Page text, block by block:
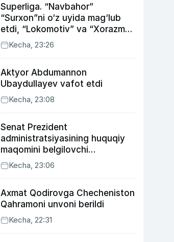
Superliga. “Navbahor”
“Surxon”ni o‘z uyida mag‘lub
etdi, “Lokomotiv” va “Xorazm”
uyda g‘alaba qozondi
Kecha, 23:26
Aktyor Abdu­mannon
Ubaydullayev vafot etdi
Kecha, 23:08
Senat Prezident
administratsiyasining huquqiy
maqomini belgilovchi
konstitutsiyaviy qonunni
ma’qulladi
Kecha, 23:06
Axmat Qodirovga Checheniston
Qahramoni unvoni berildi
Kecha, 22:31